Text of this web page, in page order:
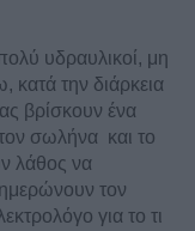
υδραυλικοί, μη
κατά την διάρκεια
βρίσκουν ένα
σωλήνα και το
λάθος να
τον
για το τι